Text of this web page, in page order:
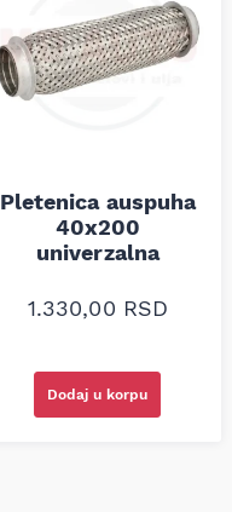
Pletenica auspuha
40x200
univerzalna
1.330,00 RSD
Dodaj u korpu